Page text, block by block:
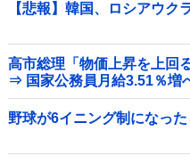
【悲報】韓国、ロシアウク
高市総理「物価上昇を上回
⇒ 国家公務員月給3.51％増
野球が6イニング制になっ